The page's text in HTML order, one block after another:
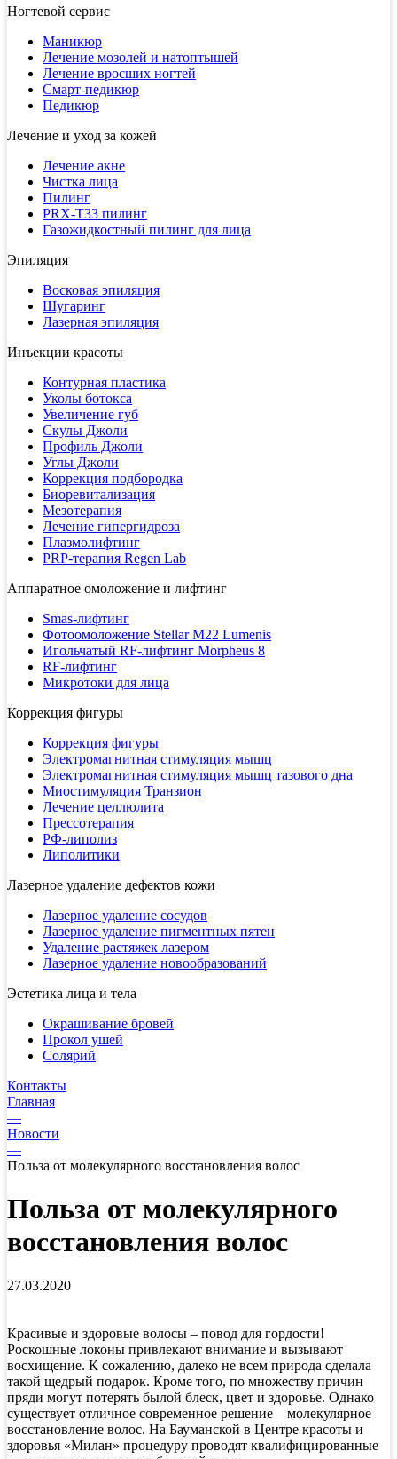
Ногтевой сервис
Маникюр
Лечение мозолей и натоптышей
Лечение вросших ногтей
Смарт-педикюр
Педикюр
Лечение и уход за кожей
Лечение акне
Чистка лица
Пилинг
PRX-T33 пилинг
Газожидкостный пилинг для лица
Эпиляция
Восковая эпиляция
Шугаринг
Лазерная эпиляция
Инъекции красоты
Контурная пластика
Уколы ботокса
Увеличение губ
Скулы Джоли
Профиль Джоли
Углы Джоли
Коррекция подбородка
Биоревитализация
Мезотерапия
Лечение гипергидроза
Плазмолифтинг
PRP-терапия Regen Lab
Аппаратное омоложение и лифтинг
Smas-лифтинг
Фотоомоложение Stellar M22 Lumenis
Игольчатый RF-лифтинг Morpheus 8
RF-лифтинг
Микротоки для лица
Коррекция фигуры
Коррекция фигуры
Электромагнитная стимуляция мышц
Электромагнитная стимуляция мышц тазового дна
Миостимуляция Транзион
Лечение целлюлита
Прессотерапия
РФ-липолиз
Липолитики
Лазерное удаление дефектов кожи
Лазерное удаление сосудов
Лазерное удаление пигментных пятен
Удаление растяжек лазером
Лазерное удаление новообразований
Эстетика лица и тела
Окрашивание бровей
Прокол ушей
Солярий
Контакты
Главная
—
Новости
—
Польза от молекулярного восстановления волос
Польза от молекулярного
восстановления волос
27.03.2020
Красивые и здоровые волосы – повод для гордости!
Роскошные локоны привлекают внимание и вызывают
восхищение. К сожалению, далеко не всем природа сделала
такой щедрый подарок. Кроме того, по множеству причин
пряди могут потерять былой блеск, цвет и здоровье. Однако
существует отличное современное решение – молекулярное
восстановление волос. На Бауманской в Центре красоты и
здоровья «Милан» процедуру проводят квалифицированные